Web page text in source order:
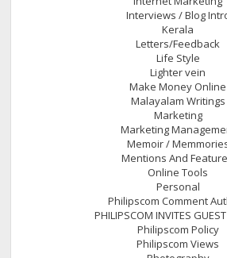
Interviews / Blog
Kerala
Letters/Feedback
Life Style
Lighter vein
Make Money Online
Malayalam Writings
Marketing
Marketing
Memoir /
Mentions And
Online Tools
Personal
Philipscom Comment
PHILIPSCOM INVITES
Philipscom Policy
Philipscom Views